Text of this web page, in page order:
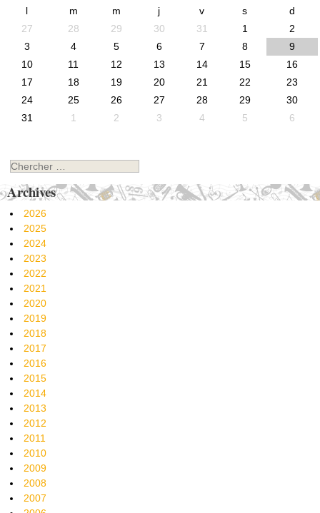
l m m j v s
d
27
28 29 30 31 1
2
3
4 5 6 7 8
9
10
11 12 13 14 15
16
17
18 19 20 21 22
23
24
25 26 27 28 29
30
31
1 2 3 4 5 6
Chercher
Archives
2026
2025
2024
2023
2022
2021
2020
2019
2018
2017
2016
2015
2014
2013
2012
2011
2010
2009
2008
2007